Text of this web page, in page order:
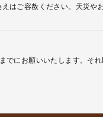
はご容赦ください。天災
にお願いいたします。そ